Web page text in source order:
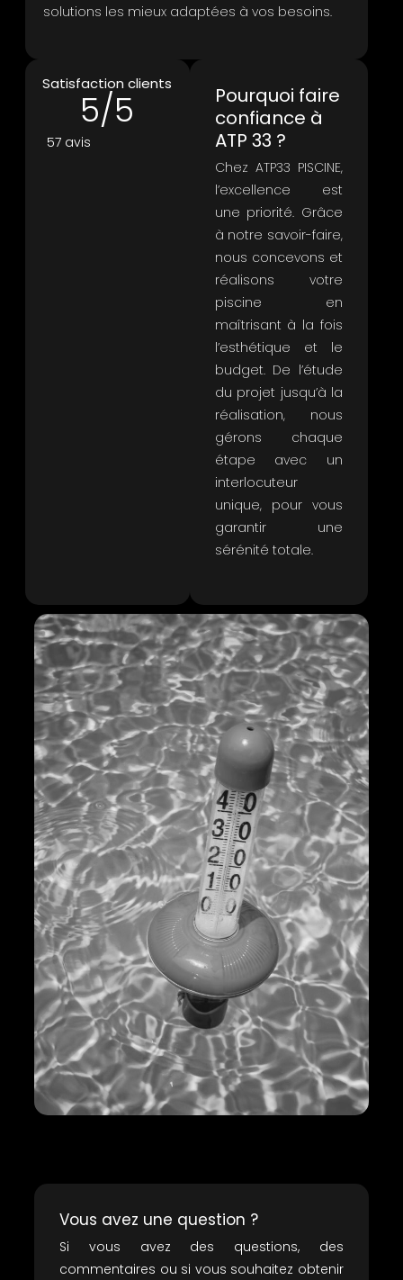
solutions les mieux adaptées à vos besoins.
Satisfaction clients
5/5
57 avis
Pourquoi faire
confiance à
ATP 33 ?
Chez ATP33 PISCINE,
l’excellence est
une priorité. Grâce
à notre savoir-faire,
nous concevons et
réalisons votre
piscine en
maîtrisant à la fois
l’esthétique et le
budget. De l’étude
du projet jusqu’à la
réalisation, nous
gérons chaque
étape avec un
interlocuteur
unique, pour vous
garantir une
sérénité totale.
Vous avez une question ?
Si vous avez des questions, des
commentaires ou si vous souhaitez obtenir